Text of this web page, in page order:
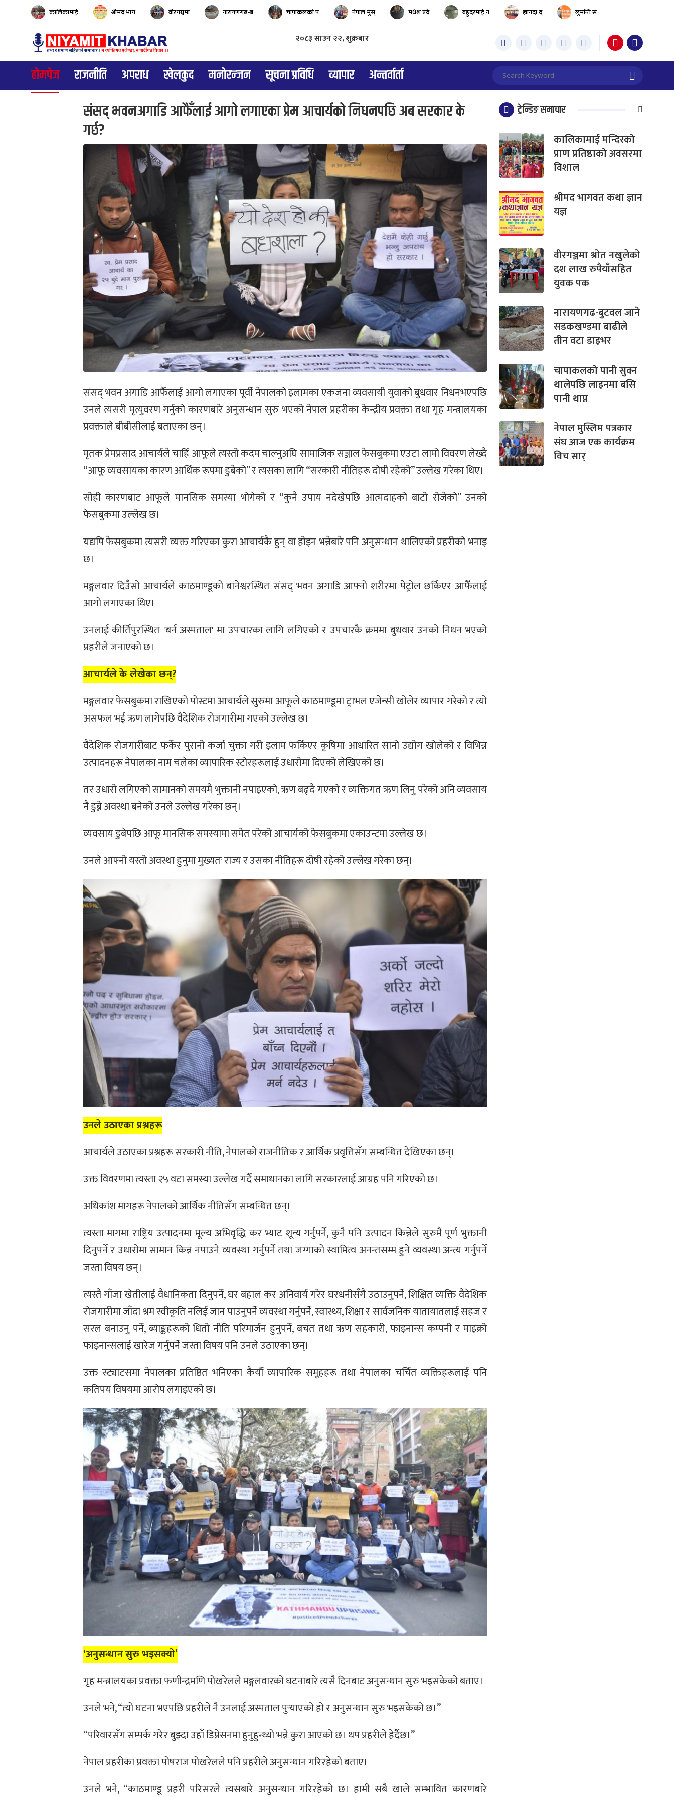
कालिकामाई श्रीमद भाग वीरगञ्जमा नारायणगढ-ब चापाकलको प नेपाल मुस् मधेश प्रदे बहुदरमाई न ज्ञानदा द् लुमन्ति सं
२०८३ साउन २२, शुक्रबार
होमपेज राजनीति अपराध खेलकुद मनोरन्जन सूचना प्रविधि व्यापार अन्तर्वार्ता
संसद् भवनअगाडि आफैँलाई आगो लगाएका प्रेम आचार्यको निधनपछि अब सरकार के
गर्छ?
संसद्‌ भवन अगाडि आफैँलाई आगो लगाएका पूर्वी नेपालको इलामका एकजना व्यवसायी युवाको बुधवार निधनभएपछि
उनले त्यसरी मृत्युवरण गर्नुको कारणबारे अनुसन्धान सुरु भएको नेपाल प्रहरीका केन्द्रीय प्रवक्ता तथा गृह मन्त्रालयका
प्रवक्ताले बीबीसीलाई बताएका छन्।
मृतक प्रेमप्रसाद आचार्यले चाहिँ आफूले त्यस्तो कदम चाल्नुअघि सामाजिक सञ्जाल फेसबुकमा एउटा लामो विवरण लेख्दै
“आफू व्यवसायका कारण आर्थिक रूपमा डुबेको” र त्यसका लागि “सरकारी नीतिहरू दोषी रहेको” उल्लेख गरेका थिए।
सोही कारणबाट आफूले मानसिक समस्या भोगेको र “कुनै उपाय नदेखेपछि आत्मदाहको बाटो रोजेको” उनको
फेसबुकमा उल्लेख छ।
यद्यपि फेसबुकमा त्यसरी व्यक्त गरिएका कुरा आचार्यकै हुन् वा होइन भन्नेबारे पनि अनुसन्धान थालिएको प्रहरीको भनाइ
छ।
मङ्गलवार दिउँसो आचार्यले काठमाण्डूको बानेश्वरस्थित संसद् भवन अगाडि आफ्नो शरीरमा पेट्रोल छर्किएर आफैँलाई
आगो लगाएका थिए।
उनलाई कीर्तिपुरस्थित 'बर्न अस्पताल' मा उपचारका लागि लगिएको र उपचारकै क्रममा बुधवार उनको निधन भएको
प्रहरीले जनाएको छ।
आचार्यले के लेखेका छन्?
मङ्गलवार फेसबुकमा राखिएको पोस्टमा आचार्यले सुरुमा आफूले काठमाण्डूमा ट्राभल एजेन्सी खोलेर व्यापार गरेको र त्यो
असफल भई ऋण लागेपछि वैदेशिक रोजगारीमा गएको उल्लेख छ।
वैदेशिक रोजगारीबाट फर्केर पुरानो कर्जा चुक्ता गरी इलाम फर्किएर कृषिमा आधारित सानो उद्योग खोलेको र विभिन्न
उत्पादनहरू नेपालका नाम चलेका व्यापारिक स्टोरहरूलाई उधारोमा दिएको लेखिएको छ।
तर उधारो लगिएको सामानको समयमै भुक्तानी नपाइएको, ऋण बढ्दै गएको र व्यक्तिगत ऋण लिनु परेको अनि व्यवसाय
नै डुब्ने अवस्था बनेको उनले उल्लेख गरेका छन्।
व्यवसाय डुबेपछि आफू मानसिक समस्यामा समेत परेको आचार्यको फेसबुकमा एकाउन्टमा उल्लेख छ।
उनले आफ्नो यस्तो अवस्था हुनुमा मुख्यतः राज्य र उसका नीतिहरू दोषी रहेको उल्लेख गरेका छन्।
उनले उठाएका प्रश्नहरू
आचार्यले उठाएका प्रश्नहरू सरकारी नीति, नेपालको राजनीतिक र आर्थिक प्रवृत्तिसँग सम्बन्धित देखिएका छन्।
उक्त विवरणमा त्यस्ता २५ वटा समस्या उल्लेख गर्दै समाधानका लागि सरकारलाई आग्रह पनि गरिएको छ।
अधिकांश मागहरू नेपालको आर्थिक नीतिसँग सम्बन्धित छन्।
त्यस्ता मागमा राष्ट्रिय उत्पादनमा मूल्य अभिवृद्धि कर भ्याट शून्य गर्नुपर्ने, कुनै पनि उत्पादन किन्नेले सुरुमै पूर्ण भुक्तानी
दिनुपर्ने र उधारोमा सामान किन्न नपाउने व्यवस्था गर्नुपर्ने तथा जग्गाको स्वामित्व अनन्तसम्म हुने व्यवस्था अन्त्य गर्नुपर्ने
जस्ता विषय छन्।
त्यस्तै गाँजा खेतीलाई वैधानिकता दिनुपर्ने, घर बहाल कर अनिवार्य गरेर घरधनीसँगै उठाउनुपर्ने, शिक्षित व्यक्ति वैदेशिक
रोजगारीमा जाँदा श्रम स्वीकृति नलिई जान पाउनुपर्ने व्यवस्था गर्नुपर्ने, स्वास्थ्य, शिक्षा र सार्वजनिक यातायातलाई सहज र
सरल बनाउनु पर्ने, ब्याङ्कहरूको धितो नीति परिमार्जन हुनुपर्ने, बचत तथा ऋण सहकारी, फाइनान्स कम्पनी र माइक्रो
फाइनान्सलाई खारेज गर्नुपर्ने जस्ता विषय पनि उनले उठाएका छन्।
उक्त स्ट्याटसमा नेपालका प्रतिष्ठित भनिएका कैयौँ व्यापारिक समूहहरू तथा नेपालका चर्चित व्यक्तिहरूलाई पनि
कतिपय विषयमा आरोप लगाइएको छ।
‘अनुसन्धान सुरु भइसक्यो’
गृह मन्त्रालयका प्रवक्ता फणीन्द्रमणि पोखरेलले मङ्गलवारको घटनाबारे त्यसै दिनबाट अनुसन्धान सुरु भइसकेको बताए।
उनले भने, “त्यो घटना भएपछि प्रहरीले नै उनलाई अस्पताल पुर्‍याएको हो र अनुसन्धान सुरु भइसकेको छ।”
“परिवारसँग सम्पर्क गरेर बुझ्दा उहाँ डिप्रेसनमा हुनुहुन्थ्यो भन्ने कुरा आएको छ। थप प्रहरीले हेर्दैछ।”
नेपाल प्रहरीका प्रवक्ता पोषराज पोखरेलले पनि प्रहरीले अनुसन्धान गरिरहेको बताए।
उनले भने, “काठमाण्डू प्रहरी परिसरले त्यसबारे अनुसन्धान गरिरहेको छ। हामी सबै खाले सम्भावित कारणबारे
ट्रेन्डिङ समाचार
कालिकामाई मन्दिरको
प्राण प्रतिष्ठाको अवसरमा
विशाल
श्रीमद भागवत कथा ज्ञान
यज्ञ
वीरगञ्जमा श्रोत नखुलेको
दश लाख रुपैयाँसहित
युवक पक
नारायणगढ-बुटवल जाने
सडकखण्डमा बाढीले
तीन वटा डाइभर
चापाकलको पानी सुक्न
थालेपछि लाइनमा बसि
पानी थाप्न
नेपाल मुस्लिम पत्रकार
संघ आज एक कार्यक्रम
विच सार्